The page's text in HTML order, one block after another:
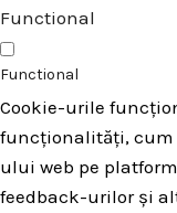
Functional
Functional
Cookie-urile
funcționalități,
ului web pe
feedback-urilor și